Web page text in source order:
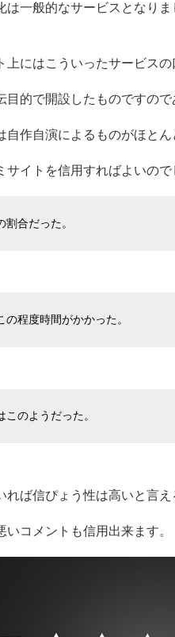
は一般的なサービスとなり
上にはこういったサービスの
目的で開設したものですので
作自演によるものがほとん
イトを信用すればよいので
合だった。
程度時間がかかった。
のようだった。
ば信ぴょう性は高いと言え
コメントも信用出来ます。